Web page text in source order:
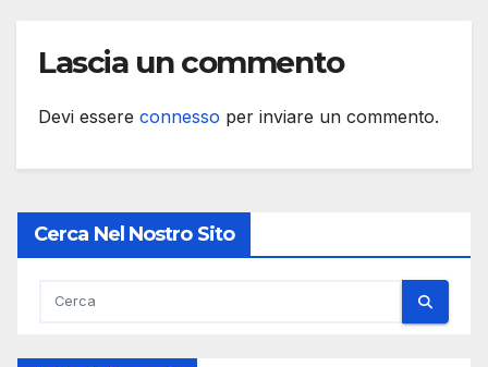
Lascia un commento
Devi essere connesso per inviare un commento.
Cerca Nel Nostro Sito